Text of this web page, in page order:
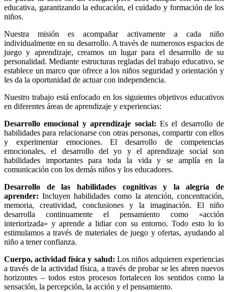
educativa, garantizando la educación, el cuidado y formación de los
niños.
Nuestra misión es acompañar activamente a cada niño
individualmente en su desarrollo. A través de numerosos espacios de
juego y aprendizaje, creamos un lugar para el desarrollo de su
personalidad. Mediante estructuras regladas del trabajo educativo, se
establece un marco que ofrece a los niños seguridad y orientación y
les da la oportunidad de actuar con independencia.
Nuestro trabajo está enfocado en los siguientes objetivos educativos
en diferentes áreas de aprendizaje y experiencias:
Desarrollo emocional y aprendizaje social: Es el desarrollo de
habilidades para relacionarse con otras personas, compartir con ellos
y experimentar emociones. El desarrollo de competencias
emocionales, el desarrollo del yo y el aprendizaje social son
habilidades importantes para toda la vida y se amplía en la
comunicación con los demás niños y los educadores.
Desarrollo de las habilidades cognitivas y la alegría de
aprender: Incluyen habilidades como la atención, concentración,
memoria, creatividad, conclusiones y la imaginación. El niño
desarrolla continuamente el pensamiento como «acción
interiorizada» y aprende a lidiar con su entorno. Todo esto lo lo
estimulamos a través de materiales de juego y ofertas, ayudando al
niño a tener confianza.
Cuerpo, actividad física y salud: Los niños adquieren experiencias
a través de la actividad física, a través de probar se les abren nuevos
horizontes – todos estos procesos fortalecen los sentidos como la
sensación, la percepción, la acción y el pensamiento.